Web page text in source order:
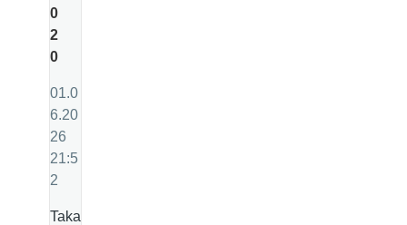
0
2
0
01.0
6.20
26
21:5
2
Taka